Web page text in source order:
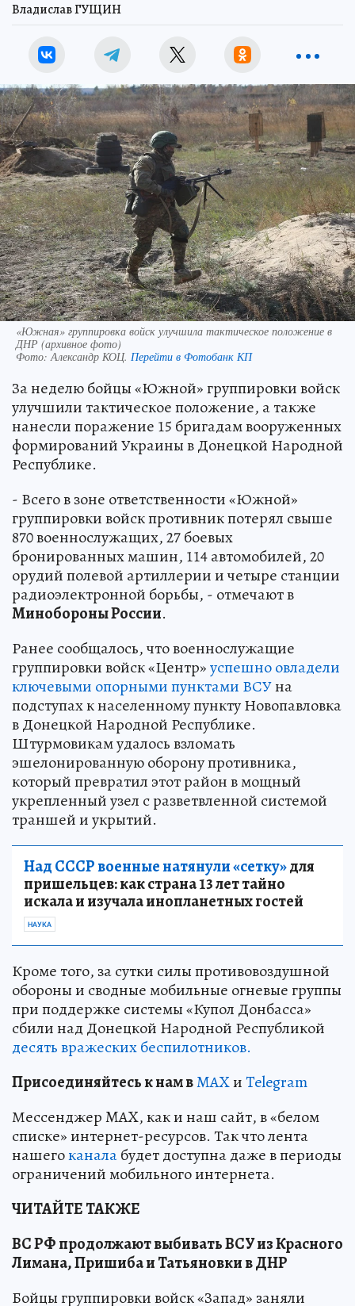
Владислав ГУЩИН
«Южная» группировка войск улучшила тактическое положение в
ДНР (архивное фото)
Фото:Александр КОЦ. Перейти в Фотобанк КП
За неделю бойцы «Южной» группировки войск
улучшили тактическое положение, а также
нанесли поражение 15 бригадам вооруженных
формирований Украины в Донецкой Народной
Республике.
- Всего в зоне ответственности «Южной»
группировки войск противник потерял свыше
870 военнослужащих, 27 боевых
бронированных машин, 114 автомобилей, 20
орудий полевой артиллерии и четыре станции
радиоэлектронной борьбы, - отмечают в
Минобороны России.
Ранее сообщалось, что военнослужащие
группировки войск «Центр»успешно овладели
ключевыми опорными пунктами ВСУна
подступах к населенному пункту Новопавловка
в Донецкой Народной Республике.
Штурмовикам удалось взломать
эшелонированную оборону противника,
который превратил этот район в мощный
укрепленный узел с разветвленной системой
траншей и укрытий.
Над СССР военные натянули «сетку»для
пришельцев: как страна 13 лет тайно
искала и изучала инопланетных гостей
НАУКА
Кроме того, за сутки силы противовоздушной
обороны и сводные мобильные огневые группы
при поддержке системы «Купол Донбасса»
сбили над Донецкой Народной Республикой
десять вражеских беспилотников.
Присоединяйтесь к нам вMAXиTelegram
Мессенджер MAX, как и наш сайт, в «белом
списке» интернет-ресурсов. Так что лента
нашегоканалабудет доступна даже в периоды
ограничений мобильного интернета.
ЧИТАЙТЕ ТАКЖЕ
ВС РФ продолжают выбивать ВСУ из Красного
Лимана, Пришиба и Татьяновки в ДНР
Бойцы группировки войск «Запад» заняли